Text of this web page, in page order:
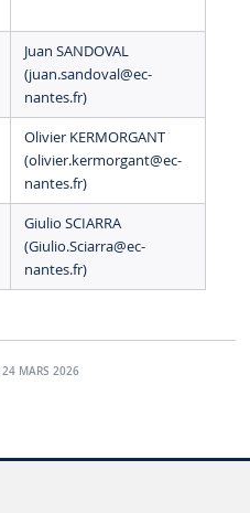
Juan SANDOVAL
(juan.sandoval@ec-
nantes.fr)
Olivier KERMORGANT
(olivier.kermorgant@ec-
nantes.fr)
Giulio SCIARRA
(Giulio.Sciarra@ec-
nantes.fr)
24 MARS 2026